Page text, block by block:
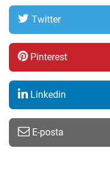
Twitter
Pinterest
Linkedin
E-posta